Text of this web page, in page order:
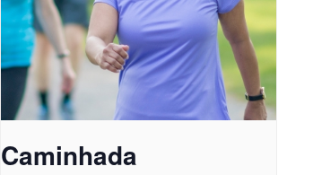
Caminhada